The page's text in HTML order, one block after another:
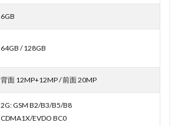
6GB
64GB / 128GB
背面 12MP+12MP / 前面 20MP
2G: GSM B2/B3/B5/B8
CDMA1X/EVDO BC0